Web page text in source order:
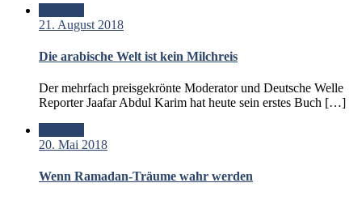
21. August 2018
Die arabische Welt ist kein Milchreis
Der mehrfach preisgekrönte Moderator und Deutsche Welle
Reporter Jaafar Abdul Karim hat heute sein erstes Buch […]
20. Mai 2018
Wenn Ramadan-Träume wahr werden